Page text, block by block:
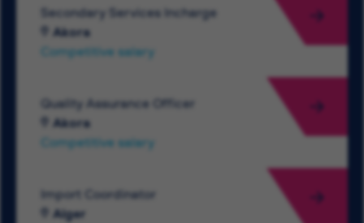
Secondary Services Incharge
Akora
Competitive salary
Quality Assurance Officer
Akora
Competitive salary
Import Coordinator
Alger